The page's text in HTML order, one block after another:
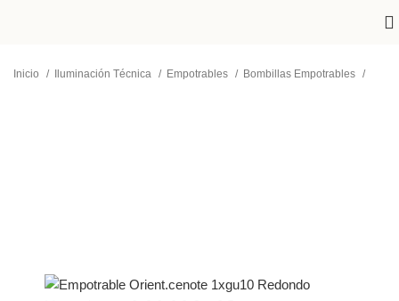
Inicio Iluminación Técnica Empotrables Bombillas Empotrables